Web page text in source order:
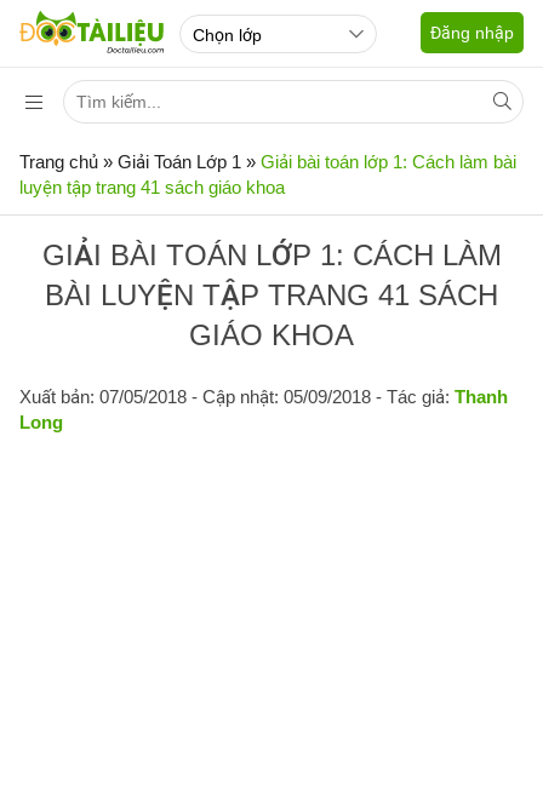
Đăng nhập
Trang chủ » Giải Toán Lớp 1 » Giải bài toán lớp 1: Cách làm bài
luyện tập trang 41 sách giáo khoa
GIẢI BÀI TOÁN LỚP 1: CÁCH LÀM
BÀI LUYỆN TẬP TRANG 41 SÁCH
GIÁO KHOA
Xuất bản: 07/05/2018 - Cập nhật: 05/09/2018 - Tác giả: Thanh
Long